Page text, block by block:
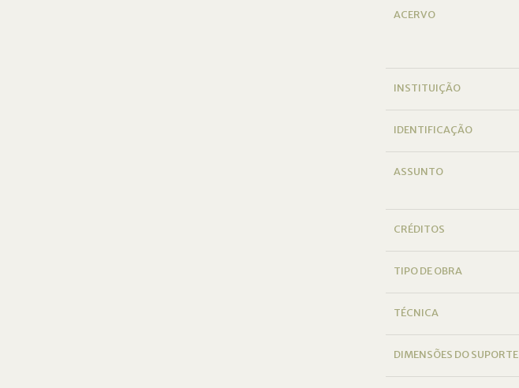
ACERVO
INSTITUIÇÃO
IDENTIFICAÇÃO
ASSUNTO
CRÉDITOS
TIPO DE OBRA
TÉCNICA
DIMENSÕES DO SUPORTE